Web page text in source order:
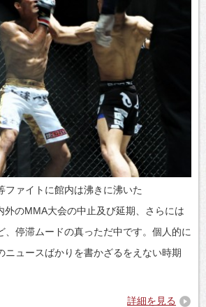
ファイトに館内は沸きに沸いた
外のMMA大会の中止及び延期、さらには
、停滞ムードの真っただ中です。個人的に
ニュースばかりを書かざるをえない時期
詳細を見る